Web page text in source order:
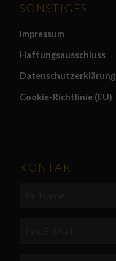
SONSTIGES
Impressum
Haftungsausschluss
Datenschutzerklärung
Cookie-Richtlinie (EU)
KONTAKT